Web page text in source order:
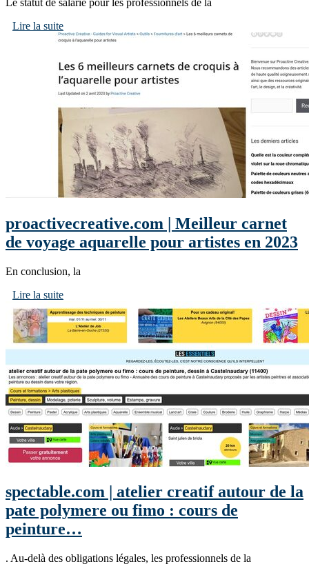
Lire la suite
proactivecreative.com | Meilleur carnet
de voyage aquarelle pour artistes en 2023
En conclusion, la
Lire la suite
spectable.com | atelier creatif autour de la
pate polymere ou fimo : cours de
peinture…
. Au-delà des obligations légales, les professionnels de la